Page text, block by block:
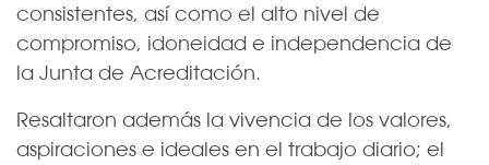
consistentes, así como el alto nivel de
compromiso, idoneidad e independencia de
la Junta de Acreditación.
Resaltaron además la vivencia de los valores,
aspiraciones e ideales en el trabajo diario; el